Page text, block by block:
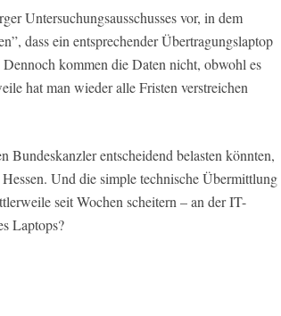
Untersuchungsausschusses vor, in dem
dass ein entsprechender Übertragungslaptop
kommen die Daten nicht, obwohl es
hat man wieder alle Fristen verstreichen
entscheidend belasten könnten,
Und die simple technische Übermittlung
seit Wochen scheitern – an der IT-
Laptops?